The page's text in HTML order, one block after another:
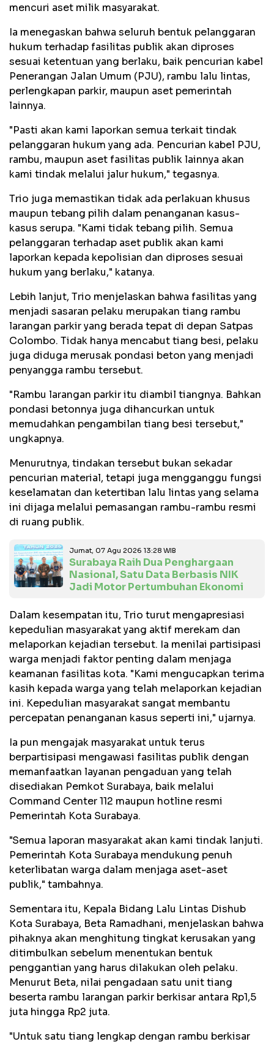
mencuri aset milik masyarakat.
Ia menegaskan bahwa seluruh bentuk pelanggaran
hukum terhadap fasilitas publik akan diproses
sesuai ketentuan yang berlaku, baik pencurian kabel
Penerangan Jalan Umum (PJU), rambu lalu lintas,
perlengkapan parkir, maupun aset pemerintah
lainnya.
"Pasti akan kami laporkan semua terkait tindak
pelanggaran hukum yang ada. Pencurian kabel PJU,
rambu, maupun aset fasilitas publik lainnya akan
kami tindak melalui jalur hukum," tegasnya.
Trio juga memastikan tidak ada perlakuan khusus
maupun tebang pilih dalam penanganan kasus-
kasus serupa. "Kami tidak tebang pilih. Semua
pelanggaran terhadap aset publik akan kami
laporkan kepada kepolisian dan diproses sesuai
hukum yang berlaku," katanya.
Lebih lanjut, Trio menjelaskan bahwa fasilitas yang
menjadi sasaran pelaku merupakan tiang rambu
larangan parkir yang berada tepat di depan Satpas
Colombo. Tidak hanya mencabut tiang besi, pelaku
juga diduga merusak pondasi beton yang menjadi
penyangga rambu tersebut.
"Rambu larangan parkir itu diambil tiangnya. Bahkan
pondasi betonnya juga dihancurkan untuk
memudahkan pengambilan tiang besi tersebut,"
ungkapnya.
Menurutnya, tindakan tersebut bukan sekadar
pencurian material, tetapi juga mengganggu fungsi
keselamatan dan ketertiban lalu lintas yang selama
ini dijaga melalui pemasangan rambu-rambu resmi
di ruang publik.
Jumat, 07 Agu 2026 13:28 WIB
Surabaya Raih Dua Penghargaan
Nasional, Satu Data Berbasis NIK
Jadi Motor Pertumbuhan Ekonomi
Dalam kesempatan itu, Trio turut mengapresiasi
kepedulian masyarakat yang aktif merekam dan
melaporkan kejadian tersebut. Ia menilai partisipasi
warga menjadi faktor penting dalam menjaga
keamanan fasilitas kota. "Kami mengucapkan terima
kasih kepada warga yang telah melaporkan kejadian
ini. Kepedulian masyarakat sangat membantu
percepatan penanganan kasus seperti ini," ujarnya.
Ia pun mengajak masyarakat untuk terus
berpartisipasi mengawasi fasilitas publik dengan
memanfaatkan layanan pengaduan yang telah
disediakan Pemkot Surabaya, baik melalui
Command Center 112 maupun hotline resmi
Pemerintah Kota Surabaya.
"Semua laporan masyarakat akan kami tindak lanjuti.
Pemerintah Kota Surabaya mendukung penuh
keterlibatan warga dalam menjaga aset-aset
publik," tambahnya.
Sementara itu, Kepala Bidang Lalu Lintas Dishub
Kota Surabaya, Beta Ramadhani, menjelaskan bahwa
pihaknya akan menghitung tingkat kerusakan yang
ditimbulkan sebelum menentukan bentuk
penggantian yang harus dilakukan oleh pelaku.
Menurut Beta, nilai pengadaan satu unit tiang
beserta rambu larangan parkir berkisar antara Rp1,5
juta hingga Rp2 juta.
"Untuk satu tiang lengkap dengan rambu berkisar